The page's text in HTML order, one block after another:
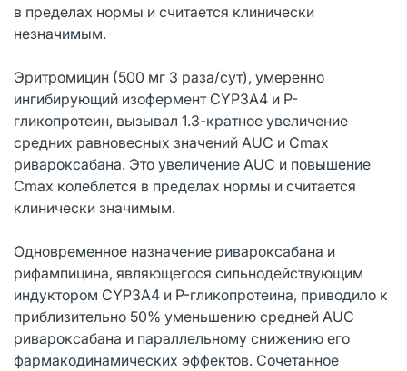
в пределах нормы и считается клинически
незначимым.
Эритромицин (500 мг 3 раза/сут), умеренно
ингибирующий изофермент CYP3A4 и P-
гликопротеин, вызывал 1.3-кратное увеличение
средних равновесных значений AUC и Cmax
ривароксабана. Это увеличение AUC и повышение
Cmax колеблется в пределах нормы и считается
клинически значимым.
Одновременное назначение ривароксабана и
рифампицина, являющегося сильнодействующим
индуктором CYP3A4 и P-гликопротеина, приводило к
приблизительно 50% уменьшению средней AUC
ривароксабана и параллельному снижению его
фармакодинамических эффектов. Сочетанное